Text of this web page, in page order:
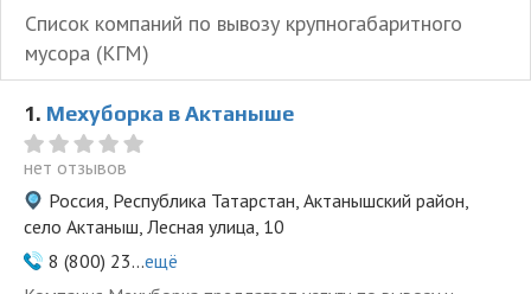
Список компаний по вывозу крупногабаритного
мусора (КГМ)
1. Мехуборка в Актаныше
нет отзывов
Россия, Республика Татарстан, Актанышский район,
село Актаныш, Лесная улица, 10
8 (800) 23...ещё